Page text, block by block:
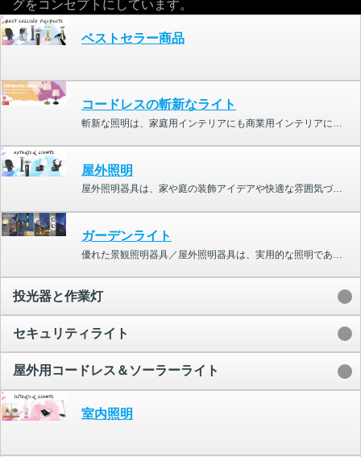
グをコンセプトにしています。
ベストセラー商品
コードレスの斬新なライト
屋外照明
屋外照明器具は、家や庭の装飾アイデアや快適な雰囲気づくりにおいて重要な役割を果たします。当社の屋外照明器具には、スポットライト、ソーラーガーデンライト、ウォールライト（ブラケットライト）、モーションセンサーライト、屋外ランタン、セキュリティライト、LED投光器、デッキライトなど、さまざまなタイプの景観照明やガーデンライトが含まれています。ご自宅や庭のプロジェクト、景観照明プロジェクト、配電計画に合わせて、「ガーデンライト＆ウォールライト」、「投光器＆作業灯」、「セキュリティライト」などのカテゴリをご確認ください。
ガーデンライト
投光器と作業灯
セキュリティライト
屋外用コードレス＆ソーラーライト
室内照明